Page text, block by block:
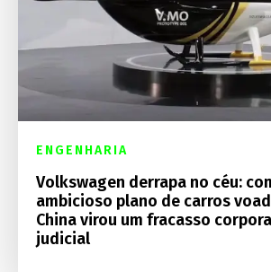
ENGENHARIA
Volkswagen derrapa no céu:
ambicioso plano de carros
China virou um fracasso
judicial